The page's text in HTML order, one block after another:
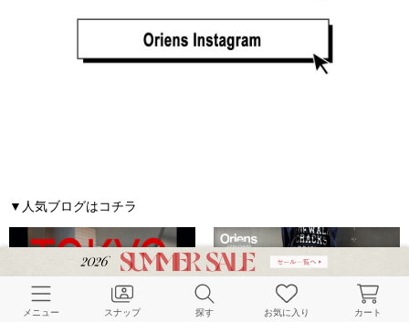
▼人気ブログはコチラ
メニュー スナップ 探す お気に入り カート